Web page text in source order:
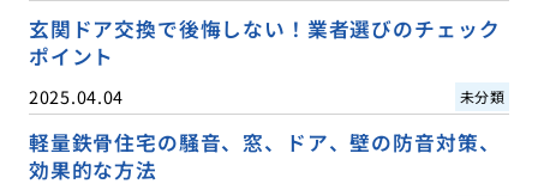
玄関ドア交換で後悔しない！業者選びのチェック
ポイント
2025.04.04 未分類
軽量鉄骨住宅の騒音、窓、ドア、壁の防音対策、
効果的な方法